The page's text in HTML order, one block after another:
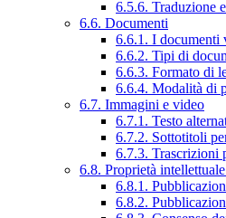
6.5.6. Traduzione
6.6. Documenti
6.6.1. I documenti
6.6.2. Tipi di
6.6.3. Formato di
6.6.4. Modalità di
6.7. Immagini e video
6.7.1. Testo
6.7.2. Sottotitoli
6.7.3. Trascrizioni
6.8. Proprietà
6.8.1.
6.8.2.